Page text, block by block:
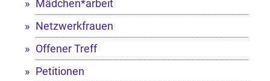
Mädchen*arbeit
Netzwerkfrauen
Offener Treff
Petitionen